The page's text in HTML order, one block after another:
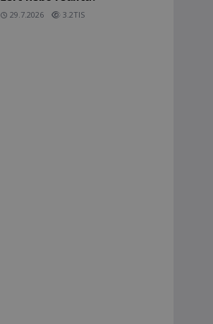
29.7.2026 3.2TIS